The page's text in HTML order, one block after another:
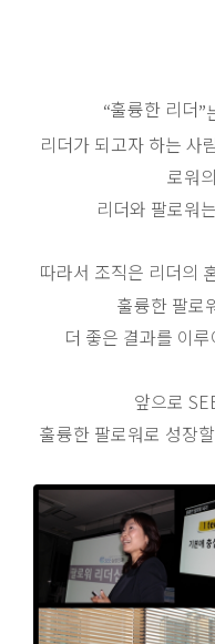
“훌륭한 리더”
리더가 되고자 하는 사
로워
리더와 팔로워
따라서 조직은 리더의
훌륭한 팔로
더 좋은 결과를 이
앞으로
훌륭한 팔로워로 성장